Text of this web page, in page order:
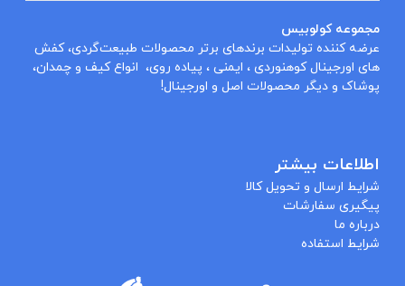
مجموعه کولوبیس
عرضه کننده تولیدات برندهای برتر محصولات طبیعت‌گردی، کفش
های اورجینال کوهنوردی ، ایمنی ، پیاده روی، انواع کیف و چمدان،
پوشاک و دیگر محصولات اصل و اورجینال!
اطلاعات بیشتر
شرایط ارسال و تحویل کالا
پیگیری سفارشات
درباره ما
شرایط استفاده